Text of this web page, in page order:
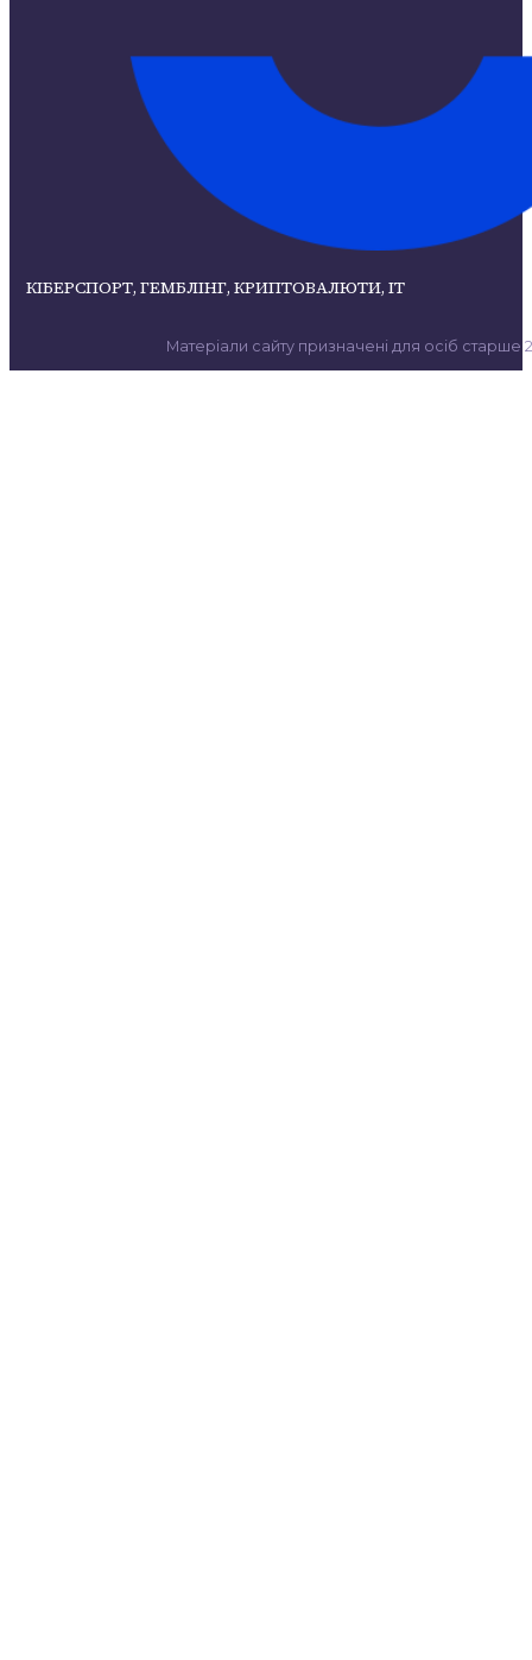
КІБЕРСПОРТ, ГЕМБЛІНГ, КРИПТОВАЛЮТИ, ІТ
Матеріали сайту призначені для осіб старше